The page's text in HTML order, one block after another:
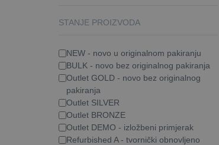
STANJE PROIZVODA
NEW - novo u originalnom pakiranju
BULK - novo bez originalnog pakiranja
Outlet GOLD - novo bez originalnog
pakiranja
Outlet SILVER
Outlet BRONZE
Outlet DEMO - izložbeni primjerak
Refurbished A - tvornički obnovljeno